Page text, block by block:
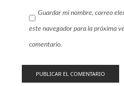
Guardar mi nombre, correo
este navegador para la próxima
comentario.